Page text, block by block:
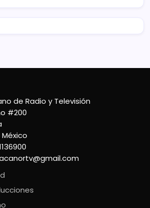
de Radio y Televisión
#200